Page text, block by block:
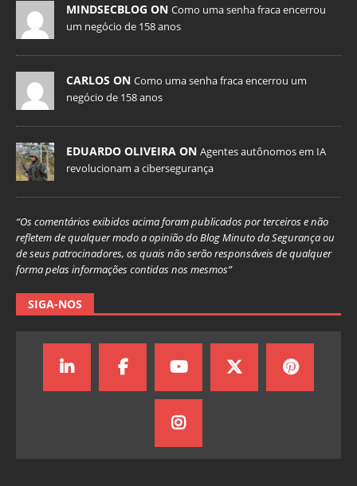
MINDSECBLOG ON Como uma senha fraca encerrou
um negócio de 158 anos
CARLOS ON Como uma senha fraca encerrou um
negócio de 158 anos
EDUARDO OLIVEIRA ON Agentes autônomos em IA
revolucionam a cibersegurança
“Os comentários exibidos acima foram publicados por terceiros e não
refletem de qualquer modo a opinião do Blog Minuto da Segurança ou
de seus patrocinadores, os quais não serão responsáveis de qualquer
forma pelas informações contidas nos mesmos”
SIGA-NOS